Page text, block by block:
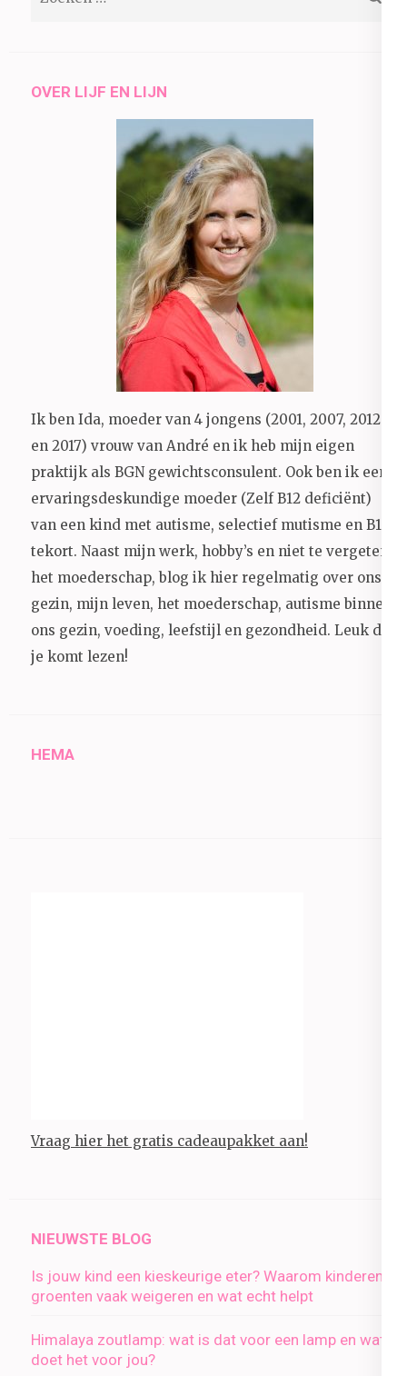
OVER LIJF EN LIJN
Ik ben Ida, moeder van 4 jongens (2001, 2007, 2012
en 2017) vrouw van André en ik heb mijn eigen
praktijk als BGN gewichtsconsulent. Ook ben ik een
ervaringsdeskundige moeder (Zelf B12 deficiënt)
van een kind met autisme, selectief mutisme en B12
tekort. Naast mijn werk, hobby’s en niet te vergeten
het moederschap, blog ik hier regelmatig over ons
gezin, mijn leven, het moederschap, autisme binnen
ons gezin, voeding, leefstijl en gezondheid. Leuk dat
je komt lezen!
HEMA
Vraag hier het gratis cadeaupakket aan!
NIEUWSTE BLOG
Is jouw kind een kieskeurige eter? Waarom kinderen
groenten vaak weigeren en wat echt helpt
Himalaya zoutlamp: wat is dat voor een lamp en wat
doet het voor jou?